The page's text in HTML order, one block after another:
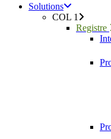
Solutions
COL 1
Registre